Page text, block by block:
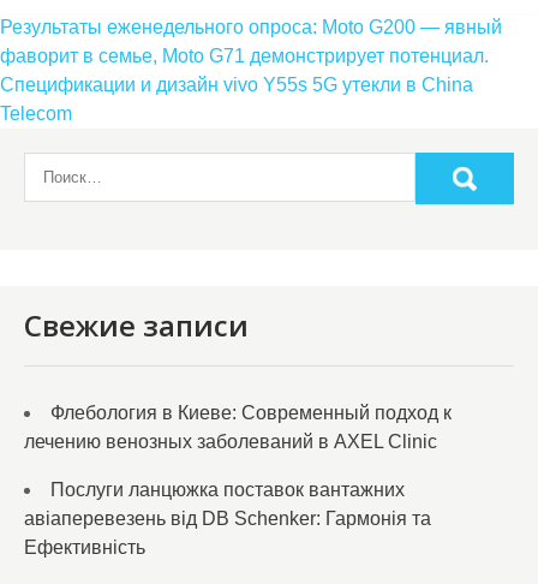
Навигация
по
записям
Результаты еженедельного опроса: Moto G200 — явный
фаворит в семье, Moto G71 демонстрирует потенциал.
Спецификации и дизайн vivo Y55s 5G утекли в China
Telecom
Свежие записи
Флебология в Киеве: Современный подход к
лечению венозных заболеваний в AXEL Clinic
Послуги ланцюжка поставок вантажних
авіаперевезень від DB Schenker: Гармонія та
Ефективність